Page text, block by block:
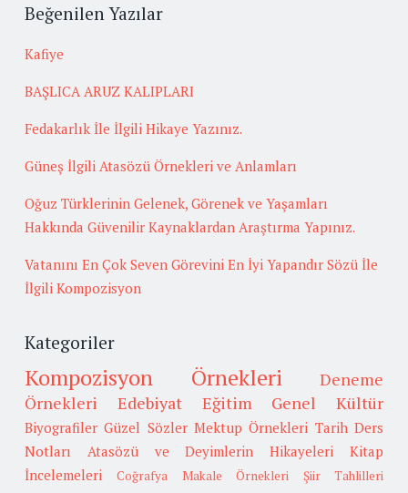
Beğenilen Yazılar
Kafiye
BAŞLICA ARUZ KALIPLARI
Fedakarlık İle İlgili Hikaye Yazınız.
Güneş İlgili Atasözü Örnekleri ve Anlamları
Oğuz Türklerinin Gelenek, Görenek ve Yaşamları
Hakkında Güvenilir Kaynaklardan Araştırma Yapınız.
Vatanını En Çok Seven Görevini En İyi Yapandır Sözü İle
İlgili Kompozisyon
Kategoriler
Kompozisyon Örnekleri
Deneme
Örnekleri
Edebiyat Eğitim Genel Kültür
Biyografiler Güzel Sözler Mektup Örnekleri Tarih Ders
Notları
Atasözü ve Deyimlerin Hikayeleri
Kitap
İncelemeleri
Coğrafya Makale Örnekleri Şiir Tahlilleri